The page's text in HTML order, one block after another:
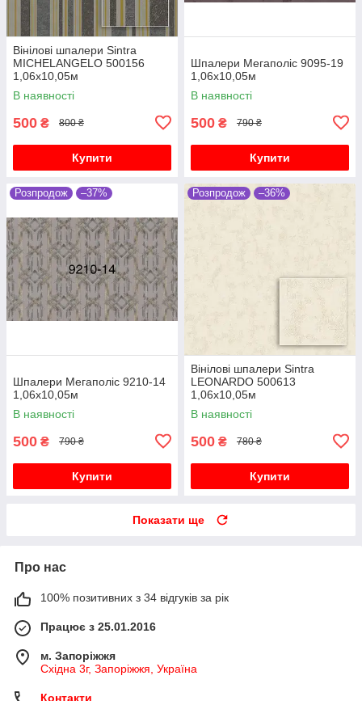
Вінілові шпалери Sintra
MICHELANGELO 500156
1,06х10,05м
В наявності
500 ₴ 800 ₴
Купити
Шпалери Мегаполіс 9095-19
1,06х10,05м
В наявності
500 ₴ 790 ₴
Купити
Розпродож –37%
Шпалери Мегаполіс 9210-14
1,06х10,05м
В наявності
500 ₴ 790 ₴
Купити
Розпродож –36%
Вінілові шпалери Sintra
LEONARDO 500613
1,06х10,05м
В наявності
500 ₴ 780 ₴
Купити
Показати ще
Про нас
100% позитивних з 34 відгуків за рік
Працює з 25.01.2016
м. Запоріжжя
Східна 3г, Запоріжжя, Україна
Контакти